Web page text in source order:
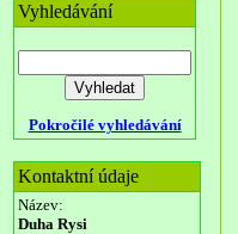
Vyhledávání
Pokročilé vyhledávání
Kontaktní údaje
Název:
Duha Rysi